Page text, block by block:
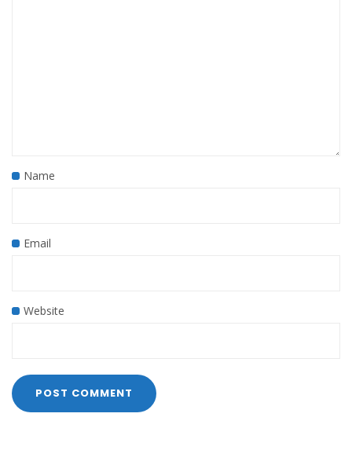
Name
Email
Website